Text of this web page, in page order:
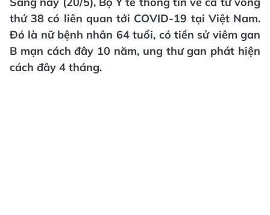
thứ 38 có liên quan tới COVID-19 tại Việt Nam.
Đó là nữ bệnh nhân 64 tuổi, có tiền sử viêm gan
B mạn cách đây 10 năm, ung thư gan phát hiện
cách đây 4 tháng.